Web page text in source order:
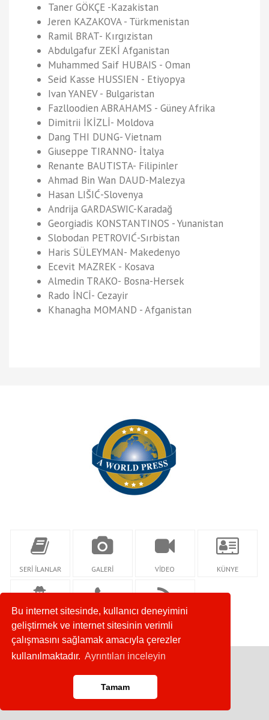
Bu internet sitesinde, kullanıcı deneyimini
geliştirmek ve internet sitesinin verimli
çalışmasını sağlamak amacıyla çerezler
kullanılmaktadır. Ayrıntıları inceleyin
Tamam
Taner GÖKÇE -Kazakistan
Jeren KAZAKOVA - Türkmenistan
Ramil BRAT- Kırgızistan
Abdulgafur ZEKİ Afganistan
Muhammed Saif HUBAIS - Oman
Seid Kasse HUSSIEN - Etiyopya
Ivan YANEV - Bulgaristan
Fazlloodien ABRAHAMS - Güney Afrika
Dimitrii İKİZLİ- Moldova
Dang THI DUNG- Vietnam
Giuseppe TIRANNO- İtalya
Renante BAUTISTA- Filipinler
Ahmad Bin Wan DAUD-Malezya
Hasan LIŠIĆ-Slovenya
Andrija GARDASWIC-Karadağ
Georgiadis KONSTANTINOS - Yunanistan
Slobodan PETROVIĆ-Sırbistan
Haris SÜLEYMAN- Makedenyo
Ecevit MAZREK - Kosava
Almedin TRAKO- Bosna-Hersek
Rado İNCİ- Cezayir
Khanagha MOMAND - Afganistan
SERİ İLANLAR GALERİ VİDEO KÜNYE
RSS
Anasayfa
RSS